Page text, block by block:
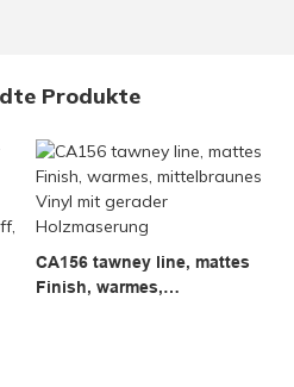
Produkte
CA156 tawney line, mattes
Finish, warmes,